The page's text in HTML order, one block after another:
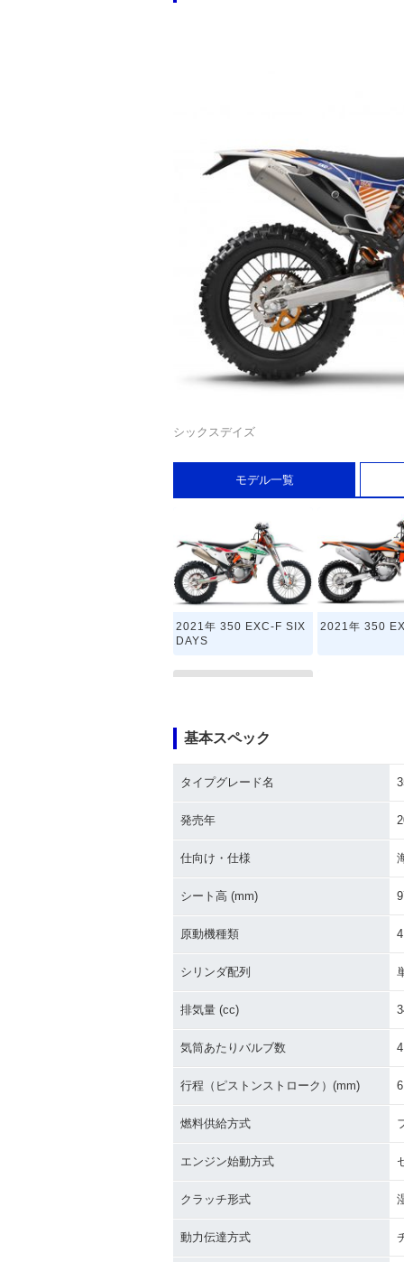
シックスデイズ
モデル一覧
2021年 350 EXC-F SIX
DAYS
2021年 350
2018年 350 EXC-F SIX
2016年 350
基本スペック
タイプグレード名
発売年
仕向け・仕様
シート高 (mm)
原動機種類
シリンダ配列
排気量 (cc)
気筒あたりバルブ数 4
行程（ピストンストローク）(mm)
燃料供給方式
エンジン始動方式
クラッチ形式
動力伝達方式